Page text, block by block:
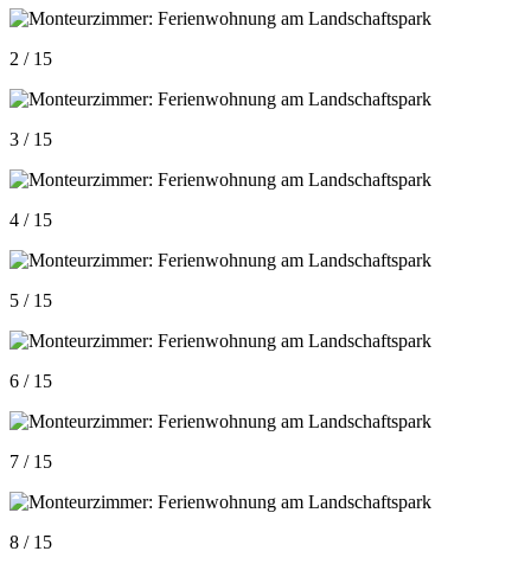
2 / 15
3 / 15
4 / 15
5 / 15
6 / 15
7 / 15
8 / 15